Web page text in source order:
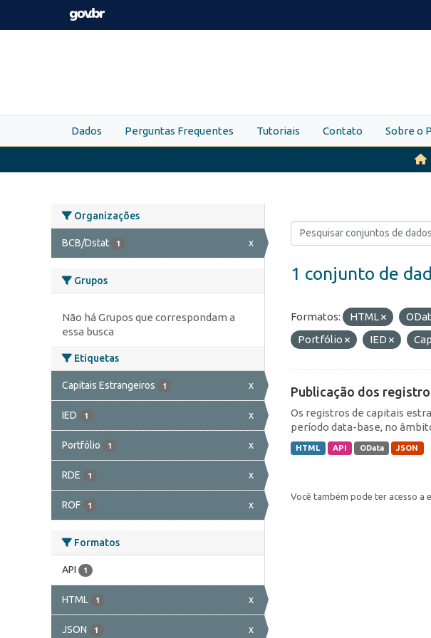
Skip to main content
Dados Perguntas Frequentes Tutoriais Contato Sobre o
Organizações
BCB/Dstat 1 x
Grupos
Não há Grupos que correspondam a
essa busca
Etiquetas
Capitais Estrangeiros 1 x
IED 1 x
Portfólio 1 x
RDE 1 x
ROF 1 x
Formatos
API 1
HTML 1 x
JSON 1 x
1 conjunto de
Formatos: HTML
Portfólio
IED
Publicação dos
Os registros de capitais
período data-base, no
HTML API OData JSON
Você também pode ter acesso a